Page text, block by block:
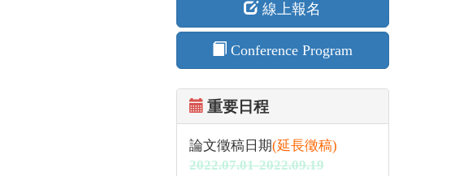
線上報名
Conference Program
重要日程
論文徵稿日期(延長徵稿)
2022.07.01-2022.09.19